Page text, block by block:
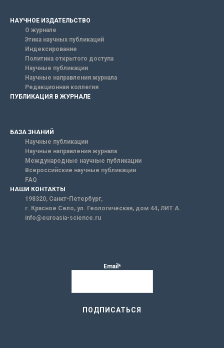
НАУЧНОЕ ИЗДАТЕЛЬСТВО
О журнале
Этика научных публикаций
Индексирование
Политика открытого доступа
Научные публикации
Научные направления журнала
Редакционная коллегия
ПУБЛИКАЦИЯ В ЖУРНАЛЕ
БАЗА ЗНАНИЙ
Научные публикации
Научные направления журнала
Международные научные публикации
Всероссийские научные публикации
FAQ
НАШИ КОНТАКТЫ
198320, Санкт-Петербург,
г. Красное Село, ул. Геологическая, дом 44, ЛИТ А.
info@euroasia-science.ru
Email*